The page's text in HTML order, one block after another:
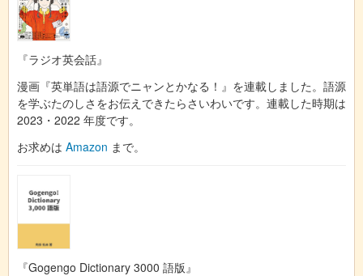
『ラジオ英会話』
漫画『英単語は語源でニャンとかなる！』を連載しました。語源
を学ぶたのしさをお伝えできたらさいわいです。連載した時期は
2023・2022 年度です。
お求めは Amazon まで。
『Gogengo Dictionary 3000 語版』